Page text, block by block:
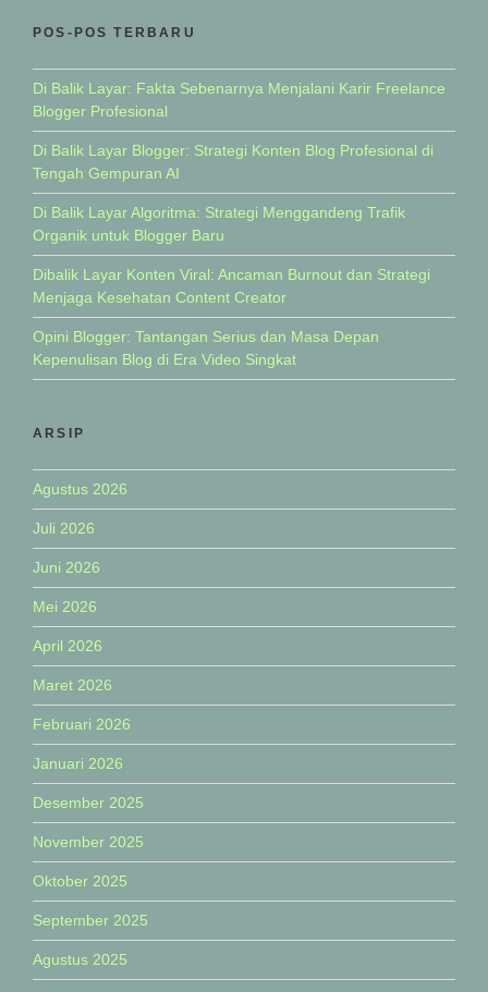
POS-POS TERBARU
Di Balik Layar: Fakta Sebenarnya Menjalani Karir Freelance
Blogger Profesional
Di Balik Layar Blogger: Strategi Konten Blog Profesional di
Tengah Gempuran AI
Di Balik Layar Algoritma: Strategi Menggandeng Trafik
Organik untuk Blogger Baru
Dibalik Layar Konten Viral: Ancaman Burnout dan Strategi
Menjaga Kesehatan Content Creator
Opini Blogger: Tantangan Serius dan Masa Depan
Kepenulisan Blog di Era Video Singkat
ARSIP
Agustus 2026
Juli 2026
Juni 2026
Mei 2026
April 2026
Maret 2026
Februari 2026
Januari 2026
Desember 2025
November 2025
Oktober 2025
September 2025
Agustus 2025